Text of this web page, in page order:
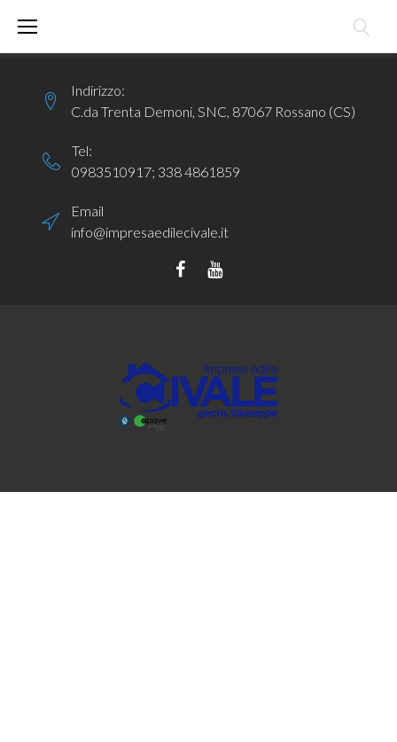
Indirizzo:
C.da Trenta Demoni, SNC, 87067 Rossano (CS)
Tel:
0983510917; 338 4861859
Email
info@impresaedilecivale.it